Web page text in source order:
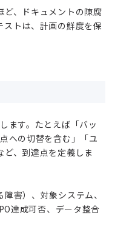
ど、ドキュメントの陳腐
トは、計画の鮮度を保
ます。たとえば「バッ
への切替を含む」「ユ
、到達点を定義しま
害）、対象システム、
達成可否、データ整合